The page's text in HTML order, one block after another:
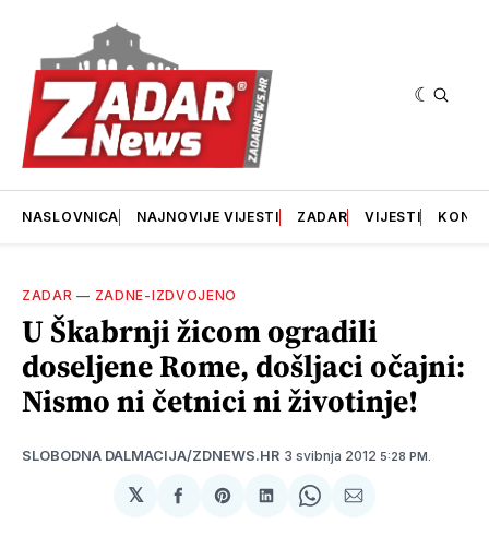
NASLOVNICA NAJNOVIJE VIJESTI ZADAR VIJESTI
ZADAR — ZADNE-IZDVOJENO
U Škabrnji žicom ogradili
doseljene Rome, došljaci očajni:
Nismo ni četnici ni životinje!
SLOBODNA DALMACIJA/ZDNEWS.HR 3 svibnja 2012 5:28 PM.
𝕏
podijeliSharepodijeliSharepodijeli